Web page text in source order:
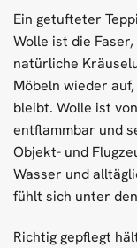
Ein getufteter
Wolle ist die
natürliche
Möbeln wieder
bleibt. Wolle ist
entflammbar und
Objekt- und
Wasser und
fühlt sich unter
Richtig gepflegt